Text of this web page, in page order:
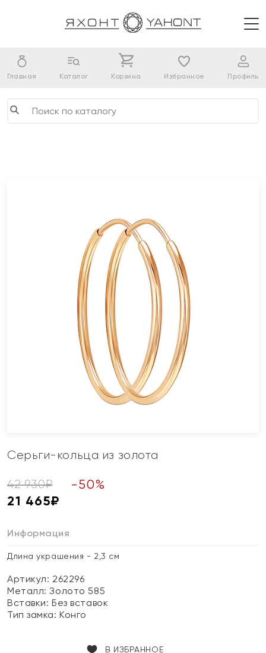
Главная Каталог Корзина Избранное Профиль
Серьги-кольца из золота
42 930₽ -50%
21 465₽
Информация
Длина украшения - 2,3 см
Артикул: 262296
Металл:Золото 585
Вставки:Без вставок
Тип замка:Конго
В ИЗБРАННОЕ